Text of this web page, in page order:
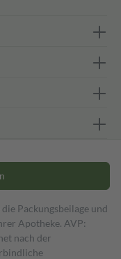
Packungsbeilage und
Apotheke. AVP:
nach der